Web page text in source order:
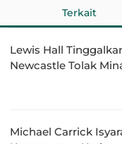
Terkait
Lewis Hall
Newcastle Tolak
Michael Carrick